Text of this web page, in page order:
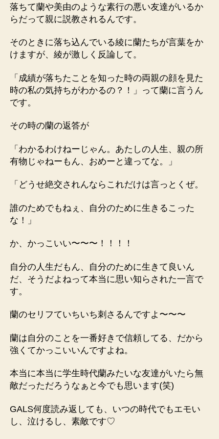
落ちて蘭や美由のような素行の悪い友達がいるか
らだって親に説教されるんです。
そのときに落ち込んでいる綾に蘭たちが言葉をか
けますが、綾が激しく反論して。
「成績が落ちたことを知った時の両親の顔を見た
時の私の気持ちがわかるの？！」って蘭に言うん
です。
その時の蘭の返答が
「わかるわけねーじゃん。あたしの人生、親の所
有物じゃねーもん、おめーと違ってな。」
「どうせ絶交されんならこれだけは言っとくぜ。
誰のためでもねぇ、自分のために生きるこった
な！
」
か、かっこいい〜〜〜！！！！
自分の人生だもん、自分のために生きて良いん
だ、そうだよねって本当に思い知らされた一言で
す。
蘭のセリフていちいち刺さるんですよ〜〜〜
蘭は自分のことを一番好きで信頼してる、だから
強くてかっこいいんですよね。
本当に本当に学生時代蘭みたいな友達がいたら無
敵だっただろうなぁと今でも思います(笑)
GALS何度読み返しても、いつの時代でもエモい
し、泣けるし、素敵です♡